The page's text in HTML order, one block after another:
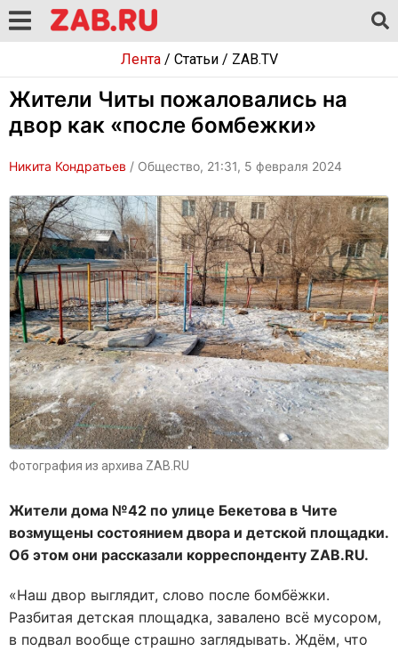
Лента/ Статьи/ ZAB.TV
Жители Читы пожаловались на
двор как «после бомбежки»
Никита Кондратьев / Общество, 21:31, 5 февраля 2024
Фотография из архива ZAB.RU
Жители дома №42 по улице Бекетова в Чите
возмущены состоянием двора и детской площадки.
Об этом они рассказали корреспонденту ZAB.RU.
«Наш двор выглядит, слово после бомбёжки.
Разбитая детская площадка, завалено всё мусором,
в подвал вообще страшно заглядывать. Ждём, что